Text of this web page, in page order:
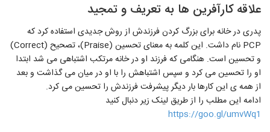
علاقه کارآفرین ها به تعریف و تمجید
پدری در خانه برای بزرگ کردن فرزندش از روش جدیدی استفاده کرد که
PCP نام داشت. این کلمه به معنای تحسین (Praise)، تصحیح (Correct)
و تحسین است. هنگامی که فرزند او در خانه مرتکب اشتباهی می شد ابتدا
او را تحسین می کرد و سپس اشتباهش را با او در میان می گذاشت و بعد
از همه ی این کارها بار دیگر پیشرفت فرزندش را تحسین می کرد.
ادامه این مطلب را از طریق لینک زیر دنبال کنید
https://goo.gl/umvWq1